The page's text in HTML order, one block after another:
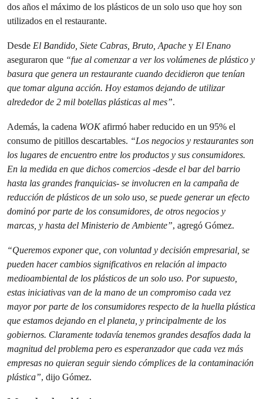
dos años el máximo de los plásticos de un solo uso que hoy son
utilizados en el restaurante.
Desde El Bandido, Siete Cabras, Bruto, Apache y El Enano
aseguraron que “fue al comenzar a ver los volúmenes de plástico y
basura que genera un restaurante cuando decidieron que tenían
que tomar alguna acción. Hoy estamos dejando de utilizar
alrededor de 2 mil botellas plásticas al mes”.
Además, la cadena WOKafirmó haber reducido en un 95% el
consumo de pitillos descartables. “Los negocios y restaurantes son
los lugares de encuentro entre los productos y sus consumidores.
En la medida en que dichos comercios -desde el bar del barrio
hasta las grandes franquicias- se involucren en la campaña de
reducción de plásticos de un solo uso, se puede generar un efecto
dominó por parte de los consumidores, de otros negocios y
marcas, y hasta del Ministerio de Ambiente”, agregó Gómez.
“Queremos exponer que, con voluntad y decisión empresarial, se
pueden hacer cambios significativos en relación al impacto
medioambiental de los plásticos de un solo uso. Por supuesto,
estas iniciativas van de la mano de un compromiso cada vez
mayor por parte de los consumidores respecto de la huella plástica
que estamos dejando en el planeta, y principalmente de los
gobiernos. Claramente todavía tenemos grandes desafíos dada la
magnitud del problema pero es esperanzador que cada vez más
empresas no quieran seguir siendo cómplices de la contaminación
plástica”, dijo Gómez.